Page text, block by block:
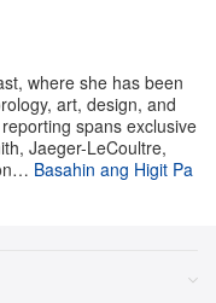
sa seasonal
seleksyon ng
mga disenyong
where she has been
art, design, and
spans exclusive
Jaeger-LeCoultre,
Basahin ang Higit Pa